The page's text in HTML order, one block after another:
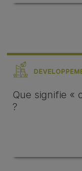
Que signifie «
?